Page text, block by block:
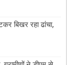
बिखर रहा ढांचा,